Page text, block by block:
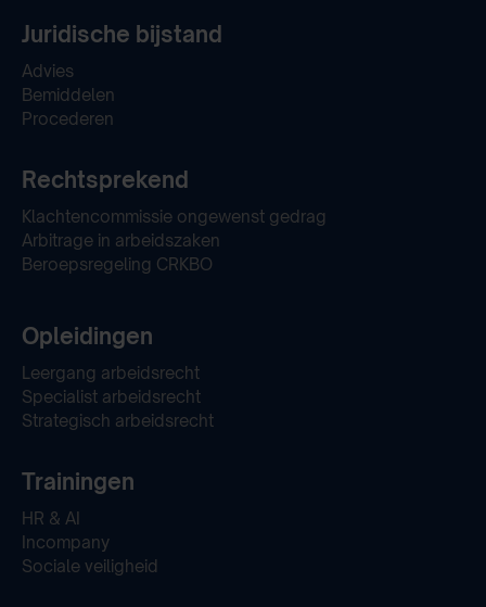
Juridische bijstand
Advies
Bemiddelen
Procederen
Rechtsprekend
Klachtencommissie ongewenst gedrag
Arbitrage in arbeidszaken
Beroepsregeling CRKBO
Opleidingen
Leergang arbeidsrecht
Specialist arbeidsrecht
Strategisch arbeidsrecht
Trainingen
HR & AI
Incompany
Sociale veiligheid